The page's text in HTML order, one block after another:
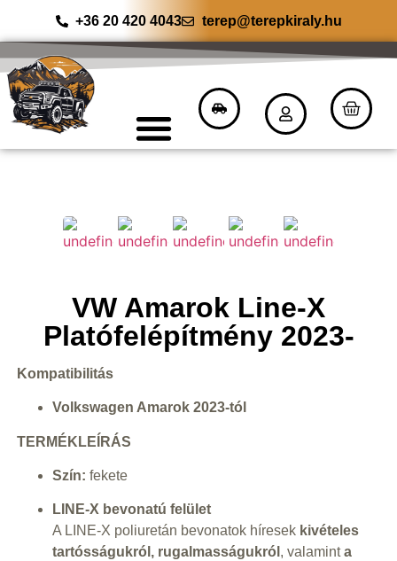
+36 20 420 4043 terep@terepkiraly.hu
VW Amarok Line-X
Platófelépítmény 2023-
Kompatibilitás
Volkswagen Amarok 2023-tól
TERMÉKLEÍRÁS
Szín: fekete
LINE-X bevonatú felület
A LINE-X poliuretán bevonatok híresek kivételes
tartósságukról, rugalmasságukról , valaminta